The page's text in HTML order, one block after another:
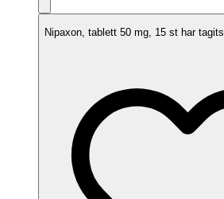
Nipaxon, tablett 50 mg, 15 st har